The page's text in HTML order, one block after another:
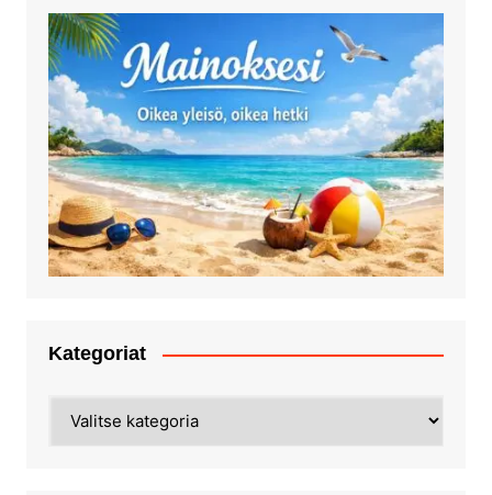
Kategoriat